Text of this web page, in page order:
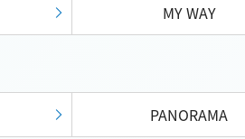
MY WAY
PANORAMA